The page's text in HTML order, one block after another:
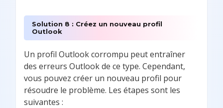
Solution 8 : Créez un nouveau profil
Outlook
Un profil Outlook corrompu peut entraîner
des erreurs Outlook de ce type. Cependant,
vous pouvez créer un nouveau profil pour
résoudre le problème. Les étapes sont les
suivantes :